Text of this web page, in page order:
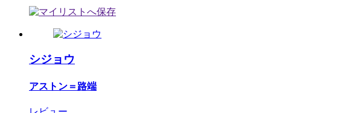
シジョウ
アストン＝路端